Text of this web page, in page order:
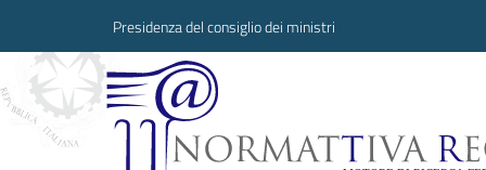
Presidenza del consiglio dei ministri